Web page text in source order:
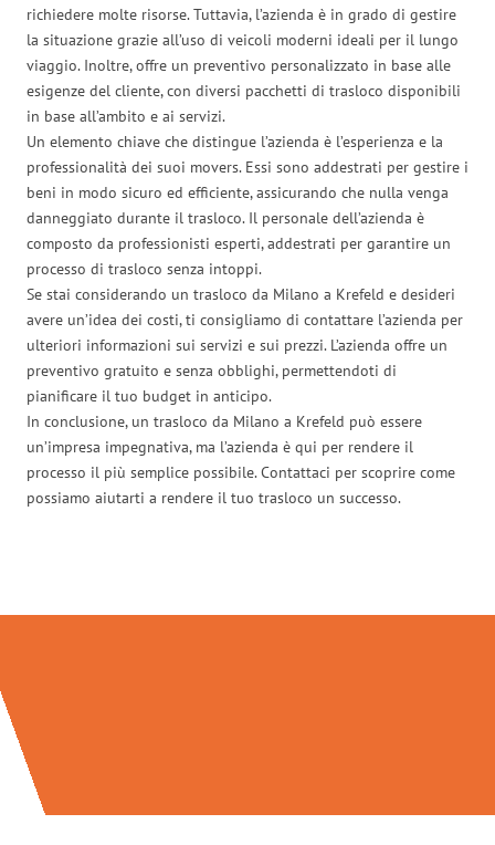
richiedere molte risorse. Tuttavia, l’azienda è in grado di gestire
la situazione grazie all’uso di veicoli moderni ideali per il lungo
viaggio. Inoltre, offre un preventivo personalizzato in base alle
esigenze del cliente, con diversi pacchetti di trasloco disponibili
in base all’ambito e ai servizi.
Un elemento chiave che distingue l’azienda è l’esperienza e la
professionalità dei suoi movers. Essi sono addestrati per gestire i
beni in modo sicuro ed efficiente, assicurando che nulla venga
danneggiato durante il trasloco. Il personale dell’azienda è
composto da professionisti esperti, addestrati per garantire un
processo di trasloco senza intoppi.
Se stai considerando un trasloco da Milano a Krefeld e desideri
avere un’idea dei costi, ti consigliamo di contattare l’azienda per
ulteriori informazioni sui servizi e sui prezzi. L’azienda offre un
preventivo gratuito e senza obblighi, permettendoti di
pianificare il tuo budget in anticipo.
In conclusione, un trasloco da Milano a Krefeld può essere
un’impresa impegnativa, ma l’azienda è qui per rendere il
processo il più semplice possibile. Contattaci per scoprire come
possiamo aiutarti a rendere il tuo trasloco un successo.